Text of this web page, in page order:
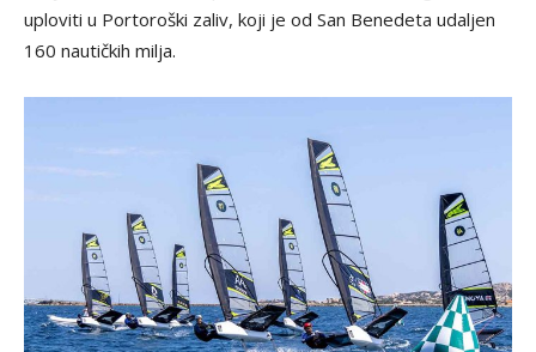
uploviti u Portoroški zaliv, koji je od San Benedeta udaljen
160 nautičkih milja.